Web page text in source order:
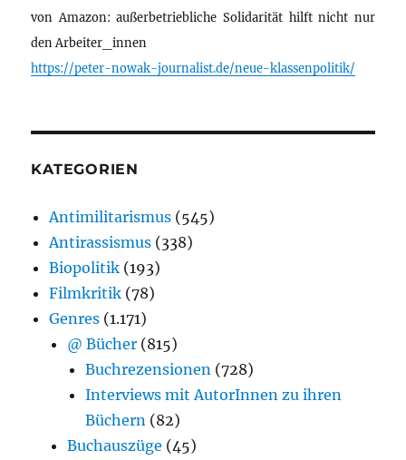
von Amazon: außerbetriebliche Solidarität hilft nicht nur
den Arbeiter_innen
https://peter-nowak-journalist.de/neue-klassenpolitik/
KATEGORIEN
Antimilitarismus (545)
Antirassismus (338)
Biopolitik (193)
Filmkritik (78)
Genres (1.171)
@ Bücher (815)
Buchrezensionen (728)
Interviews mit AutorInnen zu ihren
Büchern (82)
Buchauszüge (45)